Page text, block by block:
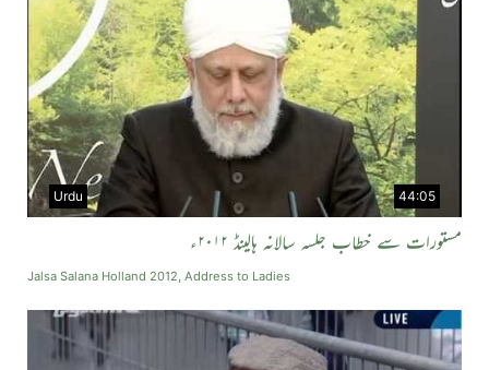
44:05
Urdu
مستورات سے خطاب جلسہ سالانہ ہالینڈ ۲۰۱۲ء
Jalsa Salana Holland 2012, Address to Ladies